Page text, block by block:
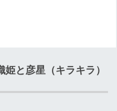
と彦星（キラキラ）